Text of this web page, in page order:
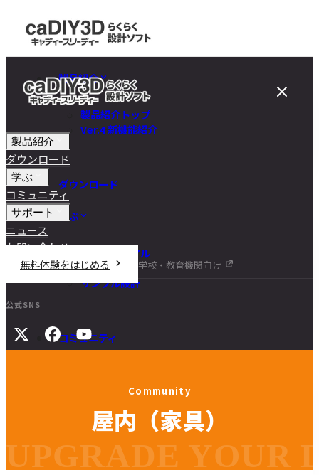
製品紹介
製品紹介トップ
Ver.4 新機能紹介
ダウンロード
学ぶ
チュートリアル
DIY講座
サンプル設計
コミュニティ
よくある質問
マニュアル
旧バージョンダウンロード
製品紹介
ダウンロード
学ぶ
コミュニティ
サポート
ニュース
お問い合わせ
無料体験をはじめる
学校・教育機関向け
公式SNS
Co mmu nity
屋内 （家具）
UPGRADE YOUR